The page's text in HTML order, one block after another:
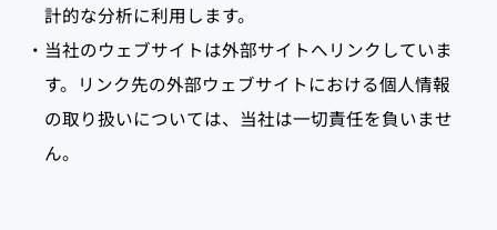
計的な分析に利用します。
・当社のウェブサイトは外部サイトへリンクしていま
す。リンク先の外部ウェブサイトにおける個人情報
の取り扱いについては、当社は一切責任を負いませ
ん。